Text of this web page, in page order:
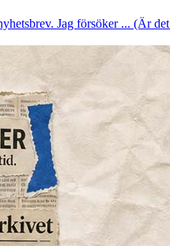
Jag försöker ... (Är